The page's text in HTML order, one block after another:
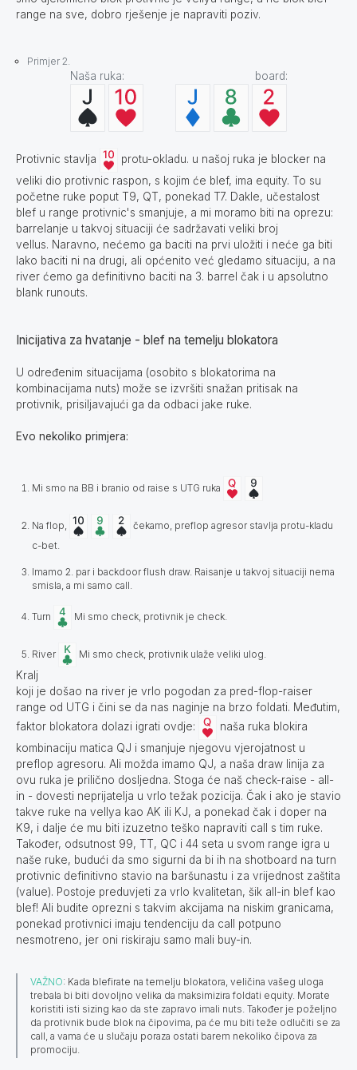
range na sve, dobro rješenje je napraviti poziv.
Primjer 2.
Naša ruka: board:
Protivnic stavlja
protu-okladu. u našoj ruka je blocker na
veliki dio protivnic raspon, s kojim će blef, ima equity. To su
početne ruke poput T9, QT, ponekad T7. Dakle, učestalost
blef u range protivnic's smanjuje, a mi moramo biti na oprezu:
barrelanje u takvoj situaciji će sadržavati veliki broj
vellus. Naravno, nećemo ga baciti na prvi uložiti i neće ga biti
lako baciti ni na drugi, ali općenito već gledamo situaciju, a na
river ćemo ga definitivno baciti na 3. barrel čak i u apsolutno
blank runouts.
Inicijativa za hvatanje - blef na temelju blokatora
U određenim situacijama (osobito s blokatorima na
kombinacijama nuts) može se izvršiti snažan pritisak na
protivnik, prisiljavajući ga da odbaci jake ruke.
Evo nekoliko primjera:
Mi smo na BB i branio od raise s UTG ruka
Na flop,
čekamo, preflop agresor stavlja protu-kladu
c-bet.
Imamo 2. par i backdoor flush draw. Raisanje u takvoj situaciji nema
smisla, a mi samo call.
Turn Mi smo check, protivnik je check.
River Mi smo check, protivnik ulaže veliki ulog.
Kralj
koji je došao na river je vrlo pogodan za pred-flop-raiser
range od UTG i čini se da nas naginje na brzo foldati. Međutim,
faktor blokatora dolazi igrati ovdje:
naša ruka blokira
kombinaciju matica QJ i smanjuje njegovu vjerojatnost u
preflop agresoru. Ali možda imamo QJ, a naša draw linija za
ovu ruka je prilično dosljedna. Stoga će naš check-raise - all-
in - dovesti neprijatelja u vrlo težak pozicija. Čak i ako je stavio
takve ruke na vellya kao AK ili KJ, a ponekad čak i doper na
K9, i dalje će mu biti izuzetno teško napraviti call s tim ruke.
Također, odsutnost 99, TT, QC i 44 seta u svom range igra u
naše ruke, budući da smo sigurni da bi ih na shotboard na turn
protivnic definitivno stavio na baršunastu i za vrijednost zaštita
(value). Postoje preduvjeti za vrlo kvalitetan, šik all-in blef kao
blef! Ali budite oprezni s takvim akcijama na niskim granicama,
ponekad protivnici imaju tendenciju da call potpuno
nesmotreno, jer oni riskiraju samo mali buy-in.
VAŽNO: Kada blefirate na temelju blokatora, veličina vašeg uloga
trebala bi biti dovoljno velika da maksimizira foldati equity. Morate
koristiti isti sizing kao da ste zapravo imali nuts. Također je poželjno
da protivnik bude blok na čipovima, pa će mu biti teže odlučiti se za
call, a vama će u slučaju poraza ostati barem nekoliko čipova za
promociju.